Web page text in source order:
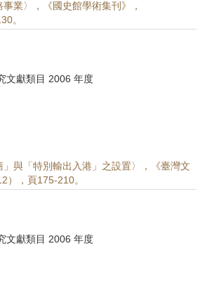
事業〉，《國史館學術集刊》，
。
文獻類目 2006 年度
」與「特別輸出入港」之設置〉，《臺灣文
），頁175-210。
文獻類目 2006 年度